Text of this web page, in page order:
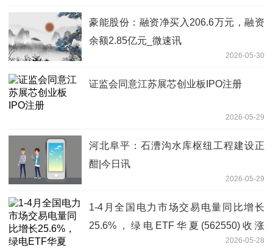
豪能股份：融资净买入206.6万元，融资
余额2.85亿元_微速讯
2026-05-30
证监会同意江苏展芯创业板IPO注册
2026-05-29
河北阜平：石漕沟水库枢纽工程建设正
酣|今日讯
2026-05-29
1-4月全国电力市场交易电量同比增长
25.6%，绿电ETF华夏(562550)收涨
2026-05-28